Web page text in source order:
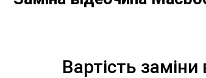
Вартість